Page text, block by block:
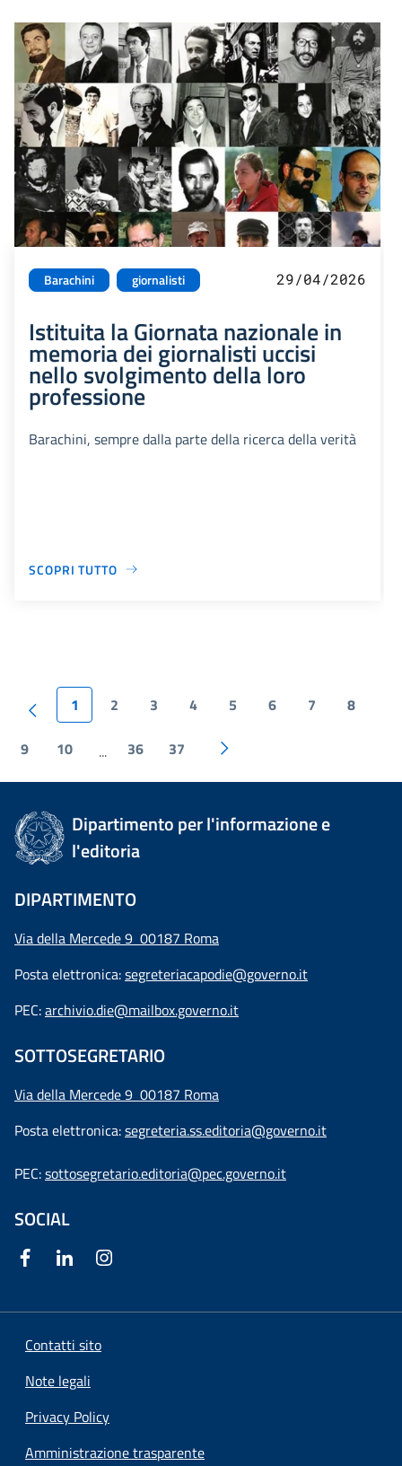
Barachini giornalisti 29/04/2026
Istituita la Giornata nazionale in
memoria dei giornalisti uccisi
nello svolgimento della loro
professione
Barachini, sempre dalla parte della ricerca della verità
SCOPRI TUTTO
1 2 3 4 5 6 7 8
9 10 ... 36 37
Dipartimento per l'informazione e
l'editoria
DIPARTIMENTO
Via della Mercede 9 00187 Roma
Posta elettronica:segreteriacapodie@governo.it
PEC:archivio.die@mailbox.governo.it
SOTTOSEGRETARIO
Via della Mercede 9 00187 Roma
Posta elettronica:segreteria.ss.editoria@governo.it
PEC:sottosegretario.editoria@pec.governo.it
SOCIAL
Contatti sito
Note legali
Privacy Policy
Amministrazione trasparente